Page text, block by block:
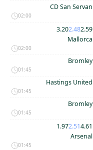
CD San Servan
02:00
3.202.482.59
Mallorca
02:00
Bromley
01:45
Hastings United
01:45
Bromley
01:45
1.972.514.61
Arsenal
01:45